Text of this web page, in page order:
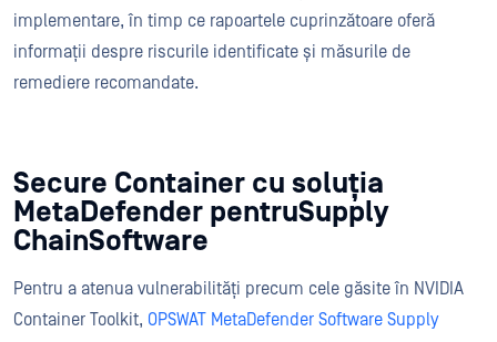
implementare, în timp ce rapoartele cuprinzătoare oferă
informații despre riscurile identificate și măsurile de
remediere recomandate.
Secure Container cu soluția
MetaDefender pentruSupply
ChainSoftware
Pentru a atenua vulnerabilități precum cele găsite în NVIDIA
Container Toolkit, OPSWAT MetaDefender Software Supply